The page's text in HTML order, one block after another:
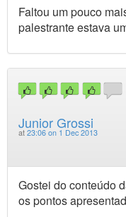
Faltou um pouco
palestrante estava
Junior Grossi
at 23:06 on 1 Dec 2013
Gostei do conteúdo
os pontos